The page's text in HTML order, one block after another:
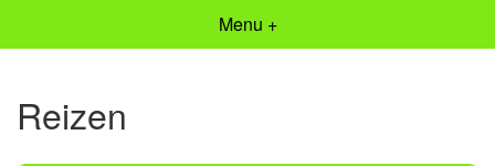
Menu +
Reizen